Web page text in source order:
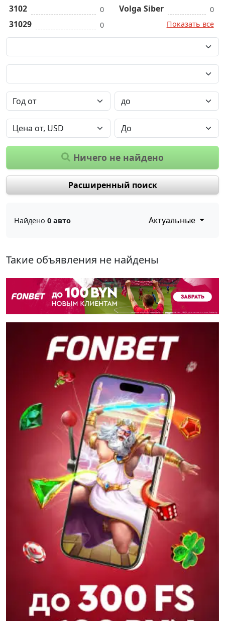
3102 0
31029 0
Volga Siber
0
Показать все
Ничего не найдено
Расширенный поиск
Найдено 0 авто Актуальные
Такие объявления не найдены